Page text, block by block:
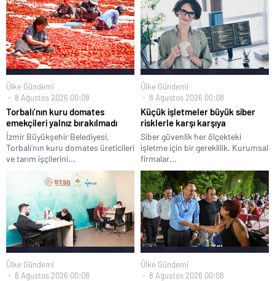
Ülke Gündemi
8 Ağustos 2026 00:08
Torbalı’nın kuru domates
emekçileri yalnız bırakılmadı
İzmir Büyükşehir Belediyesi,
Torbalı’nın kuru domates üreticileri
ve tarım işçilerini...
Ülke Gündemi
8 Ağustos 2026 00:08
Küçük işletmeler büyük siber
risklerle karşı karşıya
Siber güvenlik her ölçekteki
işletme için bir gereklilik. Kurumsal
firmalar...
Ülke Gündemi
8 Ağustos 2026 00:08
Ülke Gündemi
8 Ağustos 2026 00:08